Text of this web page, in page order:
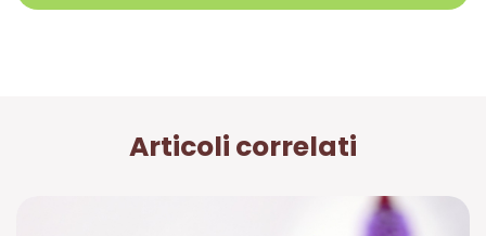
Articoli correlati